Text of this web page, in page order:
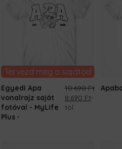
Tervezd meg a sajátod
Egyedi Apa
vonalrajz saját
fotóval - MyLife
Plus
10.690Ft
Original
price
8.690 FtCurrent
-
tól